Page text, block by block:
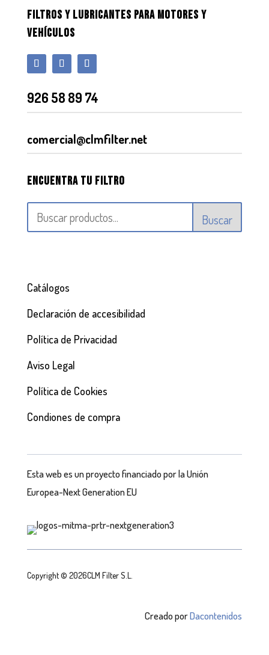
FILTROS Y LUBRICANTES PARA MOTORES Y
VEHÍCULOS
926 58 89 74
comercial@clmfilter.net
Encuentra tu filtro
Buscar
Catálogos
Declaración de accesibilidad
Política de Privacidad
Aviso Legal
Política de Cookies
Condiones de compra
Esta web es un proyecto financiado por la Unión
Europea-Next Generation EU
Copyright © 2026CLM Filter S.L.
Creado porDacontenidos